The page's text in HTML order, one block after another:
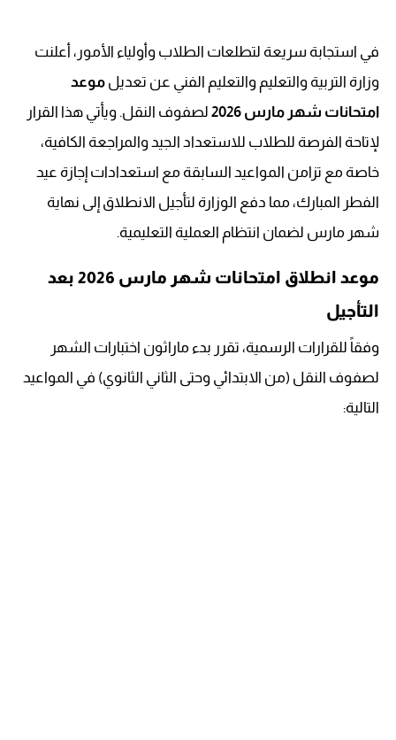
في استجابة سريعة لتطلعات الطلاب وأولياء الأمور، أعلنت
وزارة التربية والتعليم والتعليم الفني عن تعديل موعد
امتحانات شهر مارس 2026
لصفوف النقل. ويأتي هذا القرار
لإتاحة الفرصة للطلاب للاستعداد الجيد والمراجعة الكافية،
خاصة مع تزامن المواعيد السابقة مع استعدادات إجازة عيد
الفطر المبارك، مما دفع الوزارة لتأجيل الانطلاق إلى نهاية
شهر مارس لضمان انتظام العملية التعليمية.
موعد انطلاق امتحانات شهر مارس 2026 بعد
التأجيل
وفقاً للقرارات الرسمية، تقرر بدء ماراثون اختبارات الشهر
لصفوف النقل (من الابتدائي وحتى الثاني الثانوي) في المواعيد
التالية: